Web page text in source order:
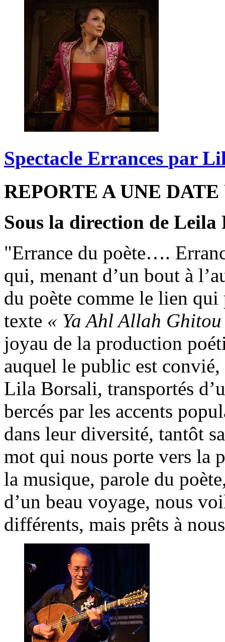
Spectacle Errances par
REPORTE A UNE
Sous la direction de
"Errance du poète….
qui, menant d’un bout à
du poète comme le lien
texte « Ya Ahl Allah
joyau de la production
auquel le public est
Lila Borsali, transportés
bercés par les accents
dans leur diversité, tantôt
mot qui nous porte vers la
la musique, parole du
d’un beau voyage, nous
différents, mais prêts à